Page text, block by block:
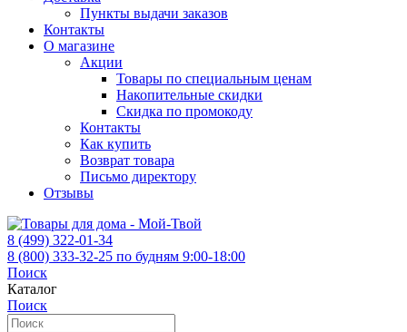
Пункты выдачи заказов
Контакты
О магазине
Акции
Товары по специальным ценам
Накопительные скидки
Скидка по промокоду
Контакты
Как купить
Возврат товара
Письмо директору
Отзывы
8 (499) 322-01-34
8 (800) 333-32-25 по будням 9:00-18:00
Поиск
Каталог
Поиск